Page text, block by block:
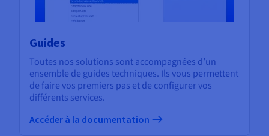
Guides
Toutes nos solutions sont accompagnées d’un
ensemble de guides techniques. Ils vous permettent
de faire vos premiers pas et de configurer vos
différents services.
Accéder à la documentation